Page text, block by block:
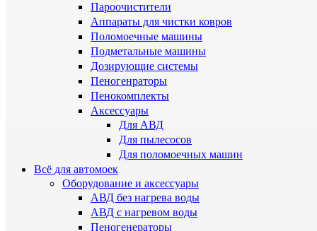
Пароочистители
Аппараты для чистки ковров
Поломоечные машины
Подметальные машины
Дозирующие системы
Пеногенраторы
Пенокомплекты
Аксессуары
Для АВД
Для пылесосов
Для поломоечных машин
Всё для автомоек
Оборудование и аксессуары
АВД без нагрева воды
АВД с нагревом воды
Пеногенераторы